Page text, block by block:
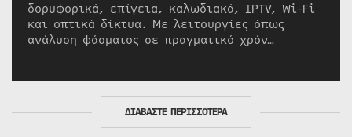
δορυφορικά, επίγεια, καλωδιακά, IPTV, Wi-Fi
και οπτικά δίκτυα. Με λειτουργίες όπως
ανάλυση φάσματος σε πραγματικό χρόν…
ΔΙΑΒΑΣΤΕ ΠΕΡΙΣΣΟΤΕΡΑ